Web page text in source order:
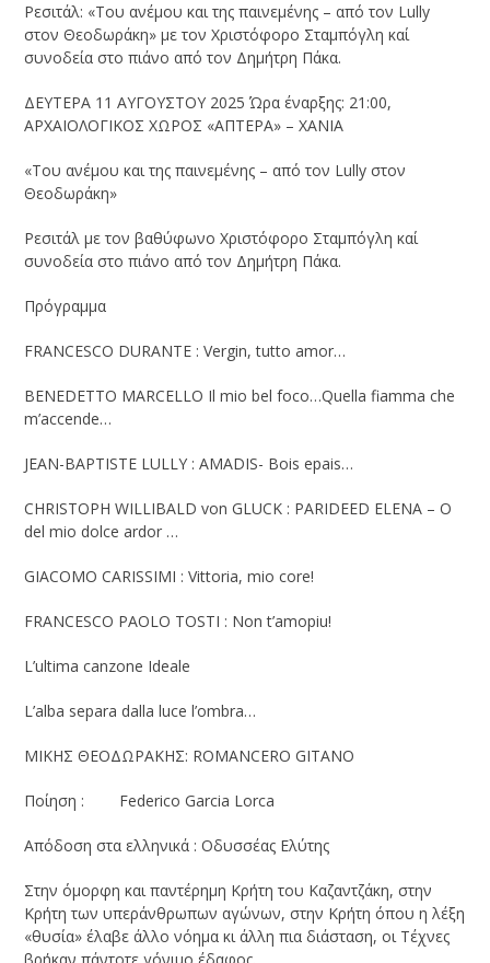
Ρεσιτάλ: «Του ανέμου και της παινεμένης – από τον Lully
στον Θεοδωράκη» με τον Χριστόφορο Σταμπόγλη καί
συνοδεία στο πιάνο από τον Δημήτρη Πάκα.
ΔΕΥΤΕΡΑ 11 ΑΥΓΟΥΣΤΟΥ 2025 Ώρα έναρξης: 21:00,
ΑΡΧΑΙΟΛΟΓΙΚΟΣ ΧΩΡΟΣ «ΑΠΤΕΡΑ» – ΧΑΝΙΑ
«Του ανέμου και της παινεμένης – από τον Lully στον
Θεοδωράκη»
Ρεσιτάλ με τον βαθύφωνο Χριστόφορο Σταμπόγλη καί
συνοδεία στο πιάνο από τον Δημήτρη Πάκα.
Πρόγραμμα
FRANCESCO DURANTE : Vergin, tutto amor…
BENEDETTO MARCELLO Il mio bel foco…Quella fiamma che
m’accende…
JEAN-BAPTISTE LULLY : AMADIS- Bois epais…
CHRISTOPH WILLIBALD von GLUCK : PARIDEED ELENA – O
del mio dolce ardor …
GIACOMO CARISSIMI : Vittoria, mio core!
FRANCESCO PAOLO TOSTI : Non t’amopiu!
L’ultima canzone Ideale
L’alba separa dalla luce l’ombra…
ΜΙΚΗΣ ΘΕΟΔΩΡΑΚΗΣ: ROMANCERO GITANO
Ποίηση : Federico Garcia Lorca
Απόδοση στα ελληνικά : Οδυσσέας Ελύτης
Στην όμορφη και παντέρημη Κρήτη του Καζαντζάκη, στην
Κρήτη των υπεράνθρωπων αγώνων, στην Κρήτη όπου η λέξη
«θυσία» έλαβε άλλο νόημα κι άλλη πια διάσταση, οι Τέχνες